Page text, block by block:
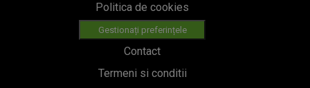
Politica de cookies
Gestionați preferințele
Contact
Termeni si conditii